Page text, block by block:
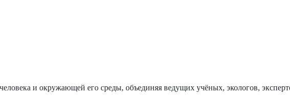
и окружающей его среды, объединяя ведущих учёных, экологов,